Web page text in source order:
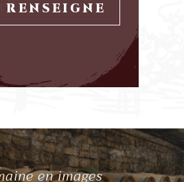
RENSEIGNE
en images